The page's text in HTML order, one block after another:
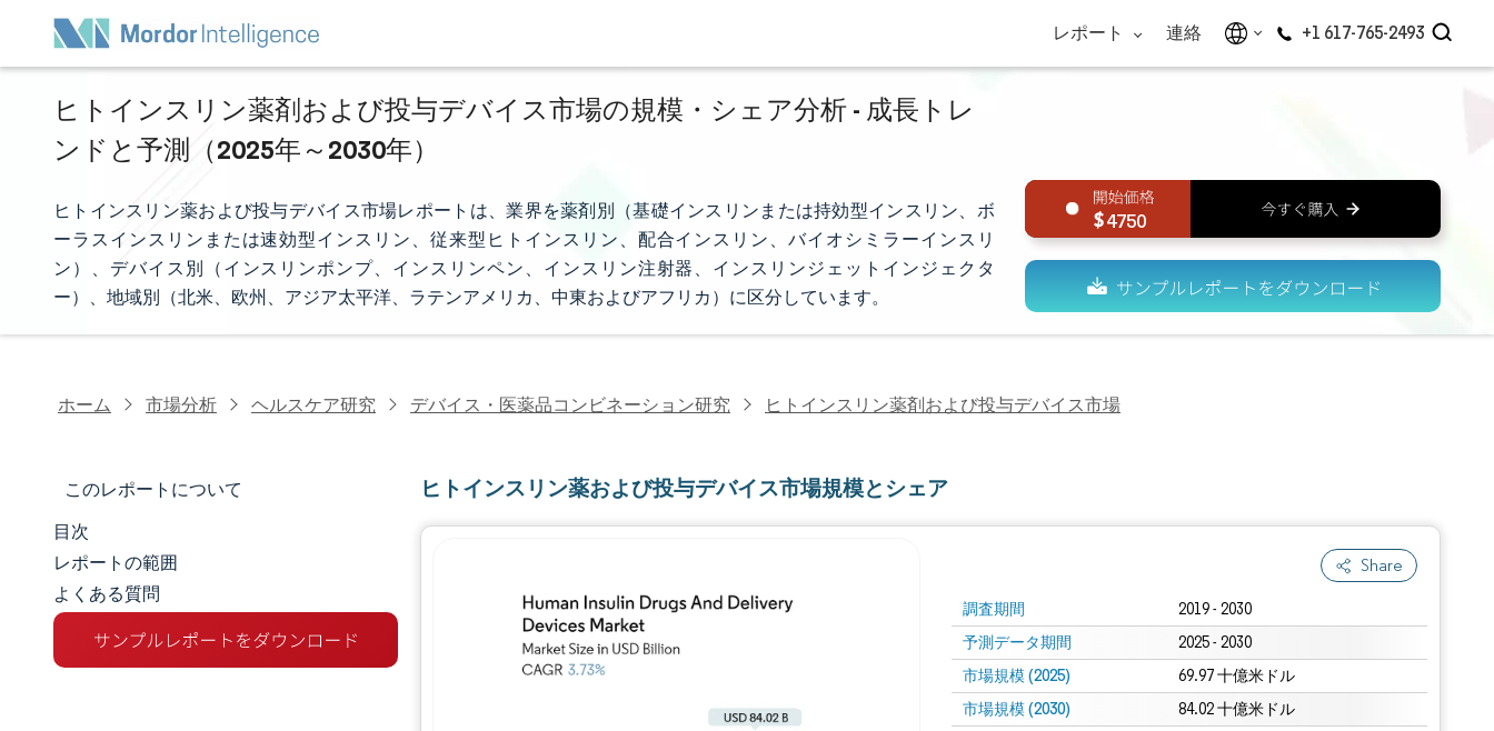
レポート 連絡 +1 617-765-2493
ヒトインスリン薬剤および投与デバイス市場の規模・シェア分析 - 成長トレ
ンドと予測（2025年～2030年）
ヒトインスリン薬および投与デバイス市場レポートは、業界を薬剤別（基礎インスリンまたは持効型インスリン、ボ
ーラスインスリンまたは速効型インスリン、従来型ヒトインスリン、配合インスリン、バイオシミラーインスリ
ン）、デバイス別（インスリンポンプ、インスリンペン、インスリン注射器、インスリンジェットインジェクタ
ー）、地域別（北米、欧州、アジア太平洋、ラテンアメリカ、中東およびアフリカ）に区分しています。
4750
ホーム 市場分析 ヘルスケア研究 デバイス・医薬品コンビネーション研究 ヒトインスリン薬剤および投与デバイス市場
このレポートについて
マーケットスナップショット
市場概要
主な市場動向
目次
レポートの範囲
よくある質問
ヒトインスリン薬および投与デバイス市場規模とシェア
Share
調査期間 2019 - 2030
予測データ期間 2025 - 2030
市場規模 (2025) 69.97 十億米ドル
市場規模 (2030) 84.02 十億米ドル